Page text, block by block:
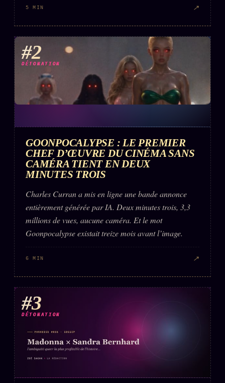
Tous les tags
Soumettre un tip
Presse
Business
FAQ
llms.txt
5 MIN ↗
#2
DÉTONATION
GOONPOCALYPSE : LE PREMIER
CHEF D’ŒUVRE DU CINÉMA SANS
CAMÉRA TIENT EN DEUX
MINUTES TROIS
Charles Curran a mis en ligne une bande annonce
entièrement générée par IA. Deux minutes trois, 3,3
millions de vues, aucune caméra. Et le mot
Goonpocalypse existait treize mois avant l’image.
6 MIN ↗
#3
DÉTONATION